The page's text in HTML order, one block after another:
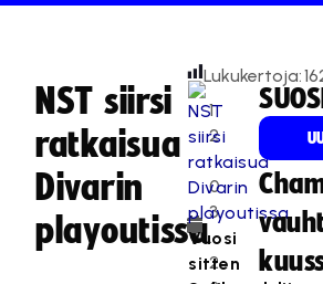
NST siirsi
ratkaisua
Divarin
playoutissa
1
2
.
0
3
.
2
Lukukertoja:
Vuosi
sitten